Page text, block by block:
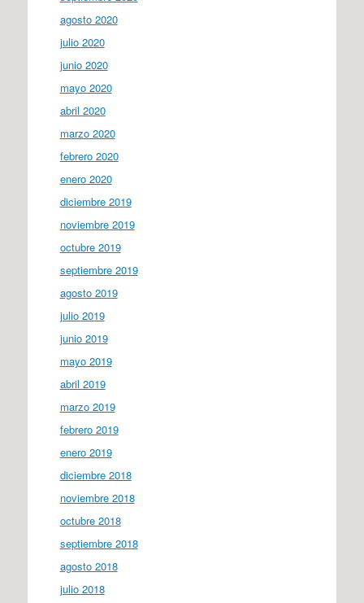
agosto 2020
julio 2020
junio 2020
mayo 2020
abril 2020
marzo 2020
febrero 2020
enero 2020
diciembre 2019
noviembre 2019
octubre 2019
septiembre 2019
agosto 2019
julio 2019
junio 2019
mayo 2019
abril 2019
marzo 2019
febrero 2019
enero 2019
diciembre 2018
noviembre 2018
octubre 2018
septiembre 2018
agosto 2018
julio 2018